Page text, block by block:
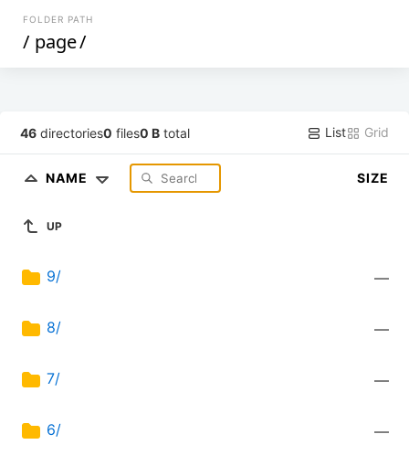
FOLDER PATH
/ page/
46 directories0 files0 B total List Grid
NAME SIZE
UP
9/ —
8/ —
7/ —
6/ —